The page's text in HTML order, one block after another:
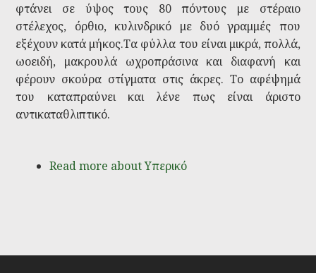
φτάνει σε ύψος τους 80 πόντους με στέραιο
στέλεχος, όρθιο, κυλινδρικό με δυό γραμμές που
εξέχουν κατά μήκος.Τα φύλλα του είναι μικρά, πολλά,
ωοειδή, μακρουλά ωχροπράσινα και διαφανή και
φέρουν σκούρα στίγματα στις άκρες. Το αφέψημά
του καταπραύνει και λένε πως είναι άριστο
αντικαταθλιπτικό.
Read more about Υπερικό